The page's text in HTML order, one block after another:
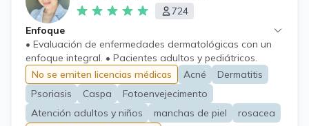
724
Enfoque
• Evaluación de enfermedades dermatológicas con un
enfoque integral. • Pacientes adultos y pediátricos.
No se emiten licencias médicas
Acné
Dermatitis
Psoriasis
Caspa
Fotoenvejecimento
Atención adultos y niños
manchas de piel
rosacea